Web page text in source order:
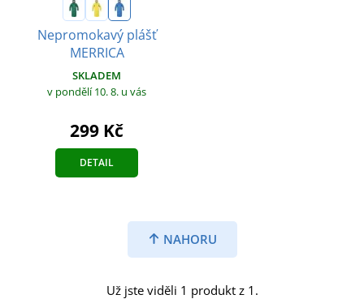
Nepromokavý plášť
MERRICA
SKLADEM
v pondělí 10. 8. u vás
299 Kč
DETAIL
NAHORU
Už jste viděli 1 produkt z 1.